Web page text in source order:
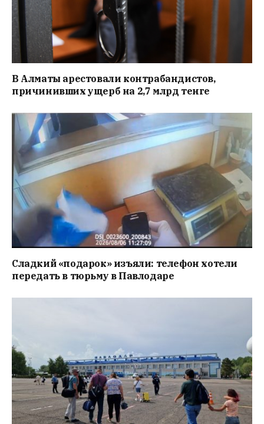
В Алматы арестовали контрабандистов,
причинивших ущерб на 2,7 млрд тенге
Сладкий «подарок» изъяли: телефон хотели
передать в тюрьму в Павлодаре